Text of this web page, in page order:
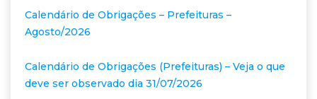
Calendário de Obrigações – Prefeituras –
Agosto/2026
Calendário de Obrigações (Prefeituras) – Veja o que
deve ser observado dia 31/07/2026